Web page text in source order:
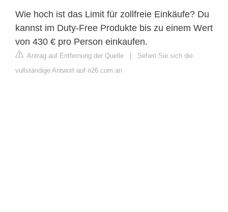
Wie hoch ist das Limit für zollfreie Einkäufe? Du
kannst im Duty-Free Produkte bis zu einem Wert
von 430 € pro Person einkaufen.
Antrag auf Entfernung der Quelle | Sehen Sie sich die
vollständige Antwort auf n26.com an